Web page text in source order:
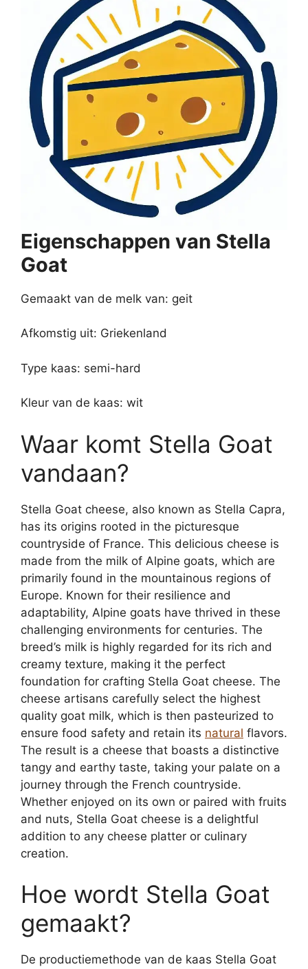
Eigenschappen van Stella
Goat
Gemaakt van de melk van: geit
Afkomstig uit: Griekenland
Type kaas: semi-hard
Kleur van de kaas: wit
Waar komt Stella Goat
vandaan?
Stella Goat cheese, also known as Stella Capra,
has its origins rooted in the picturesque
countryside of France. This delicious cheese is
made from the milk of Alpine goats, which are
primarily found in the mountainous regions of
Europe. Known for their resilience and
adaptability, Alpine goats have thrived in these
challenging environments for centuries. The
breed’s milk is highly regarded for its rich and
creamy texture, making it the perfect
foundation for crafting Stella Goat cheese. The
cheese artisans carefully select the highest
quality goat milk, which is then pasteurized to
ensure food safety and retain its natural flavors.
The result is a cheese that boasts a distinctive
tangy and earthy taste, taking your palate on a
journey through the French countryside.
Whether enjoyed on its own or paired with fruits
and nuts, Stella Goat cheese is a delightful
addition to any cheese platter or culinary
creation.
Hoe wordt Stella Goat
gemaakt?
De productiemethode van de kaas Stella Goat